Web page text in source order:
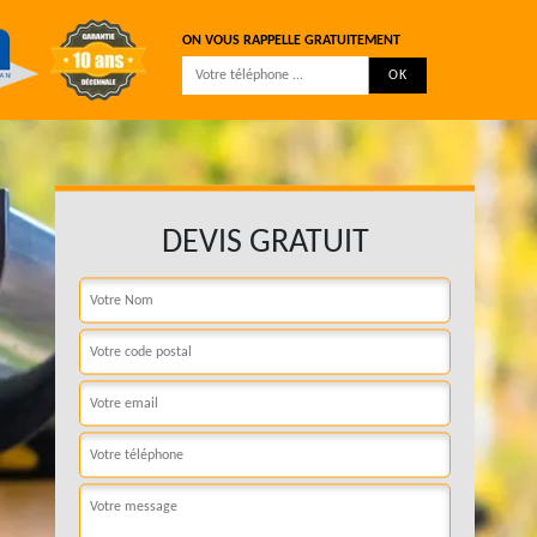
ON VOUS RAPPELLE GRATUITEMENT
DEVIS GRATUIT